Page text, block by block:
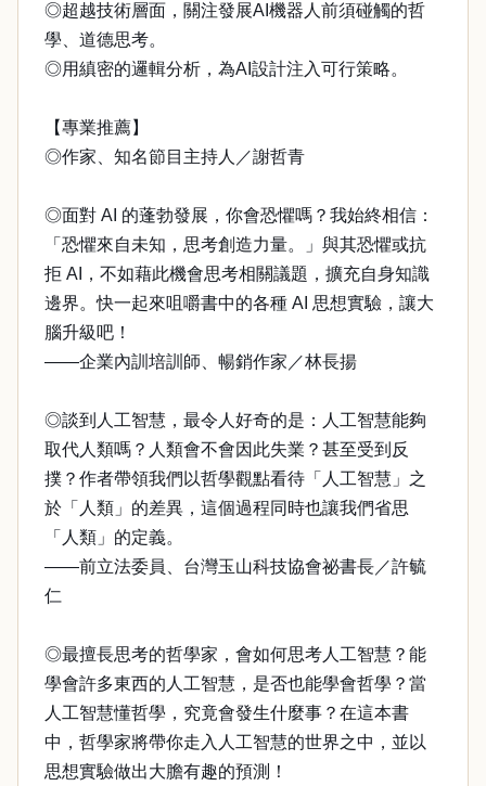
◎超越技術層面，關注發展AI機器人前須碰觸的哲
學、道德思考。
◎用縝密的邏輯分析，為AI設計注入可行策略。
【專業推薦】
◎作家、知名節目主持人／謝哲青
◎面對 AI 的蓬勃發展，你會恐懼嗎？我始終相信：
「恐懼來自未知，思考創造力量。」與其恐懼或抗
拒 AI，不如藉此機會思考相關議題，擴充自身知識
邊界。快一起來咀嚼書中的各種 AI 思想實驗，讓大
腦升級吧！
——企業內訓培訓師、暢銷作家／林長揚
◎談到人工智慧，最令人好奇的是：人工智慧能夠
取代人類嗎？人類會不會因此失業？甚至受到反
撲？作者帶領我們以哲學觀點看待「人工智慧」之
於「人類」的差異，這個過程同時也讓我們省思
「人類」的定義。
——前立法委員、台灣玉山科技協會祕書長／許毓
仁
◎最擅長思考的哲學家，會如何思考人工智慧？能
學會許多東西的人工智慧，是否也能學會哲學？當
人工智慧懂哲學，究竟會發生什麼事？在這本書
中，哲學家將帶你走入人工智慧的世界之中，並以
思想實驗做出大膽有趣的預測！